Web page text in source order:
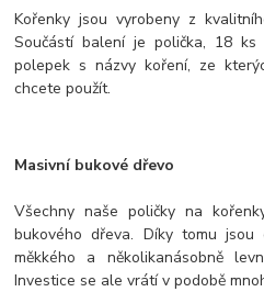
Kořenky jsou vyrobeny z
Součástí balení je polička, 18
polepek s názvy koření, ze
chcete použít.
Masivní bukové dřevo
Všechny naše poličky na
bukového dřeva. Díky tomu
měkkého a několikanásobně
Investice se ale vrátí v podobě